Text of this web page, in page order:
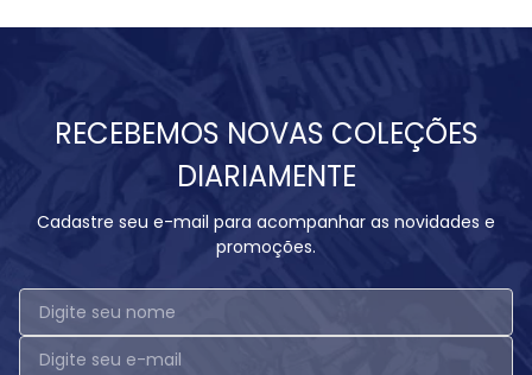
RECEBEMOS NOVAS COLEÇÕES
DIARIAMENTE
Cadastre seu e-mail para acompanhar as novidades e
promoções.